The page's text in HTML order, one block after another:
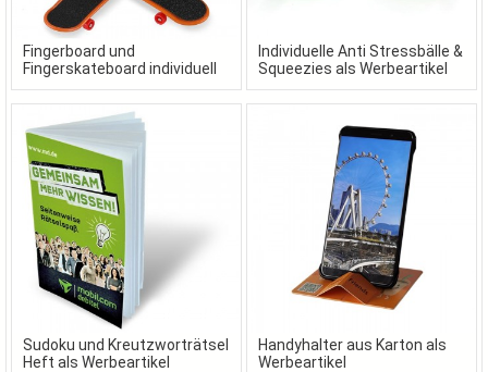
Fingerboard und
Fingerskateboard individuell
gestaltet in Ihrem Design
Individuelle Anti Stressbälle &
Squeezies als Werbeartikel
Sudoku und Kreutzworträtsel
Heft als Werbeartikel
Handyhalter aus Karton als
Werbeartikel